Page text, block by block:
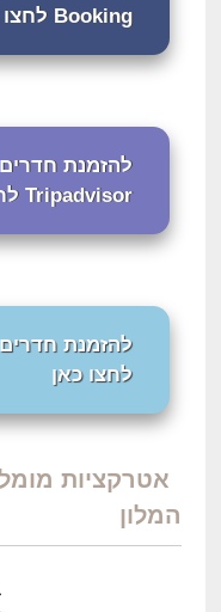
Booking לחצו כאן
להזמנת
Tripadvisor לחצו כאן
לחצו כאן
אטרקציות
המלון